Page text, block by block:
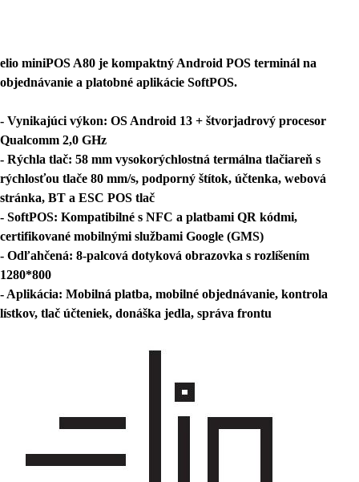
elio miniPOS A80 je kompaktný Android POS terminál na
objednávanie a platobné aplikácie SoftPOS.
- Vynikajúci výkon: OS Android 13 + štvorjadrový procesor
Qualcomm 2,0 GHz
- Rýchla tlač: 58 mm vysokorýchlostná termálna tlačiareň s
rýchlosťou tlače 80 mm/s, podporný štítok, účtenka, webová
stránka, BT a ESC POS tlač
- SoftPOS: Kompatibilné s NFC a platbami QR kódmi,
certifikované mobilnými službami Google (GMS)
- Odľahčená: 8-palcová dotyková obrazovka s rozlíšením
1280*800
- Aplikácia: Mobilná platba, mobilné objednávanie, kontrola
lístkov, tlač účteniek, donáška jedla, správa frontu